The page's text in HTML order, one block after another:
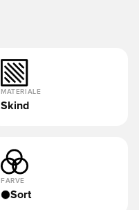
MATERIALE
Skind
FARVE
Sort